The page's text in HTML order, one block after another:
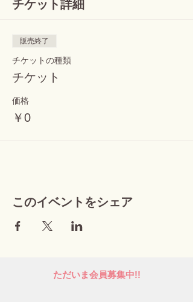
チケット詳細
販売終了
チケットの種類
チケット
価格
￥0
このイベントをシェア
ただいま会員募集中!!